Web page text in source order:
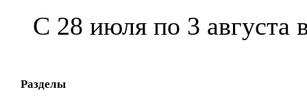
С 28 июля по 3 августа
Разделы